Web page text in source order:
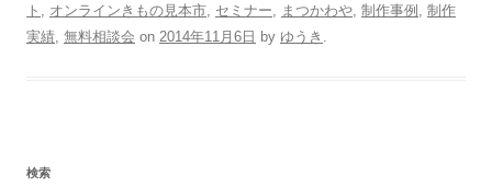
ト
オンラインきもの見本市 セミナー まつかわや 制作事例
制作
実績 無料相談会 on 2014年11月6日 by ゆうき
検索